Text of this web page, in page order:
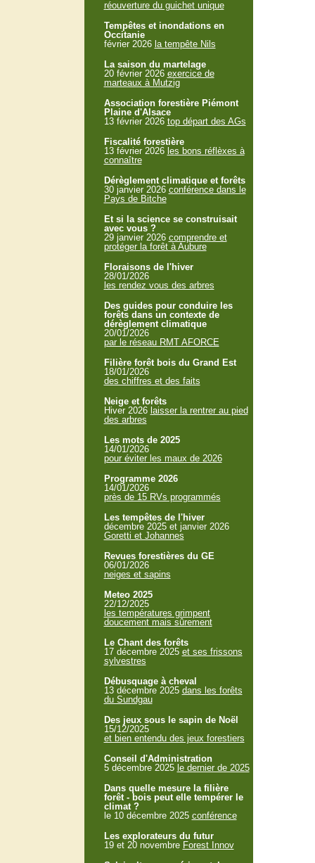
réouverture du guichet unique
Tempêtes et inondations en
Occitanie
février 2026 la tempête Nils
La saison du martelage
20 février 2026 exercice de
marteaux à Mutzig
Association forestière Piémont
Plaine d'Alsace
13 février 2026 top départ des AGs
Fiscalité forestière
13 février 2026 les bons réflèxes à
connaître
Dérèglement climatique et forêts
30 janvier 2026 conférence dans le
Pays de Bitche
Et si la science se construisait
avec vous ?
29 janvier 2026 comprendre et
protéger la forêt à Aubure
Floraisons de l'hiver
28/01/2026
les rendez vous des arbres
Des guides pour conduire les
forêts dans un contexte de
dérèglement climatique
20/01/2026
par le réseau RMT AFORCE
Filière forêt bois du Grand Est
18/01/2026
des chiffres et des faits
Neige et forêts
Hiver 2026 laisser la rentrer au pied
des arbres
Les mots de 2025
14/01/2026
pour éviter les maux de 2026
Programme 2026
14/01/2026
près de 15 RVs programmés
Les tempêtes de l'hiver
décembre 2025 et janvier 2026
Goretti et Johannes
Revues forestières du GE
06/01/2026
neiges et sapins
Meteo 2025
22/12/2025
les températures grimpent
doucement mais sûrement
Le Chant des forêts
17 décembre 2025 et ses frissons
sylvestres
Débusquage à cheval
13 décembre 2025 dans les forêts
du Sundgau
Des jeux sous le sapin de Noël
15/12/2025
et bien entendu des jeux forestiers
Conseil d'Administration
5 décembre 2025 le dernier de 2025
Dans quelle mesure la filière
forêt - bois peut elle tempérer le
climat ?
le 10 décembre 2025 conférence
Les explorateurs du futur
19 et 20 novembre Forest Innov